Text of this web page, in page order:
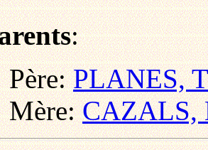
:
Père:PLANES,
Mère:CAZALS,